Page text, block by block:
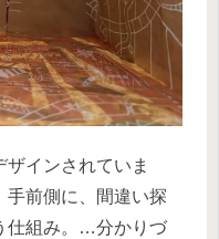
インされていま
手前側に、間違い探
仕組み。…分かりづ